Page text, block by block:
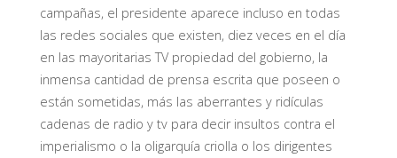
campañas, el presidente aparece incluso en todas
las redes sociales que existen, diez veces en el día
en las mayoritarias TV propiedad del gobierno, la
inmensa cantidad de prensa escrita que poseen o
están sometidas, más las aberrantes y ridículas
cadenas de radio y tv para decir insultos contra el
imperialismo o la oligarquía criolla o los dirigentes